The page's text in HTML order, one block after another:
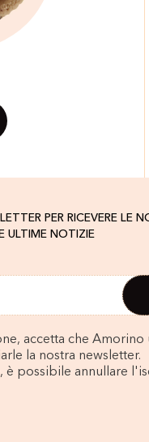
PER RICEVERE LE
ULTIME NOTIZIE
accetta che Amorino
la nostra newsletter.
è possibile annullare